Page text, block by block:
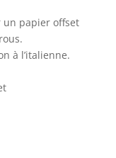
un papier offset
à l’italienne.